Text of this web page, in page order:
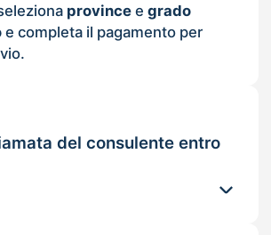
provincee grado
e completa il pagamento per
del consulente entro